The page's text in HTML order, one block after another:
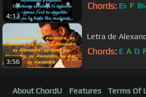
4:13
Chords: Eb F Bb
3:56
Letra de
Chords: E A D
About ChordU Features Terms Of